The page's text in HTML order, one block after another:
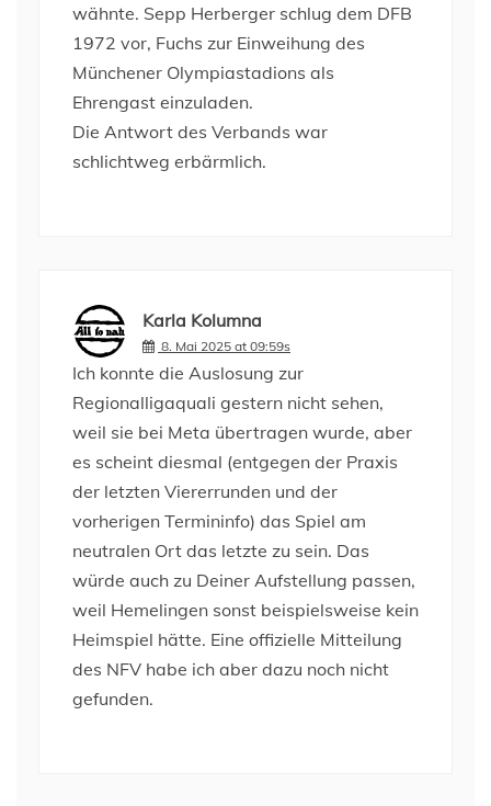
wähnte. Sepp Herberger schlug dem DFB
1972 vor, Fuchs zur Einweihung des
Münchener Olympiastadions als
Ehrengast einzuladen.
Die Antwort des Verbands war
schlichtweg erbärmlich.
Karla Kolumna
8. Mai 2025 at 09:59s
Ich konnte die Auslosung zur
Regionalligaquali gestern nicht sehen,
weil sie bei Meta übertragen wurde, aber
es scheint diesmal (entgegen der Praxis
der letzten Viererrunden und der
vorherigen Termininfo) das Spiel am
neutralen Ort das letzte zu sein. Das
würde auch zu Deiner Aufstellung passen,
weil Hemelingen sonst beispielsweise kein
Heimspiel hätte. Eine offizielle Mitteilung
des NFV habe ich aber dazu noch nicht
gefunden.